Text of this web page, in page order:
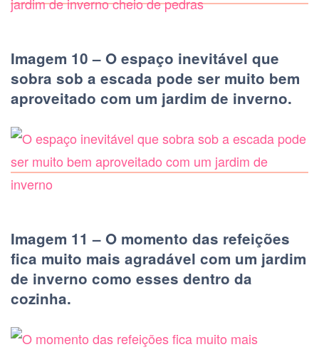
Imagem 10 – O espaço inevitável que
sobra sob a escada pode ser muito bem
aproveitado com um jardim de inverno.
Imagem 11 – O momento das refeições
fica muito mais agradável com um jardim
de inverno como esses dentro da
cozinha.